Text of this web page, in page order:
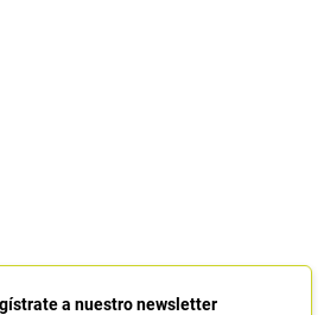
a nuestro newsletter